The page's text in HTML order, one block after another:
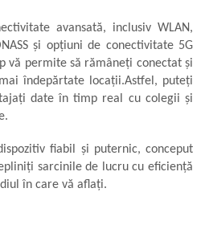
avansată, inclusiv WLAN,
și opțiuni de conectivitate 5G
vă permite să rămâneți conectat și
îndepărtate locații.Astfel, puteți
date în timp real cu colegii și
fiabil și puternic, conceput
sarcinile de lucru cu eficiență
în care vă aflați.